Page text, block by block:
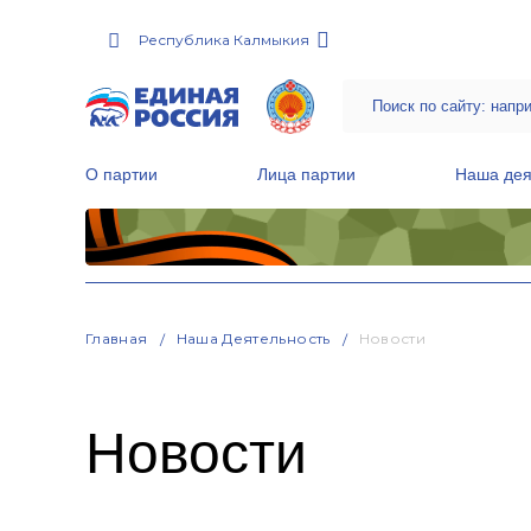
Республика Калмыкия
О партии Лица партии Наша
Главная Наша Деятельность Новости
Новости